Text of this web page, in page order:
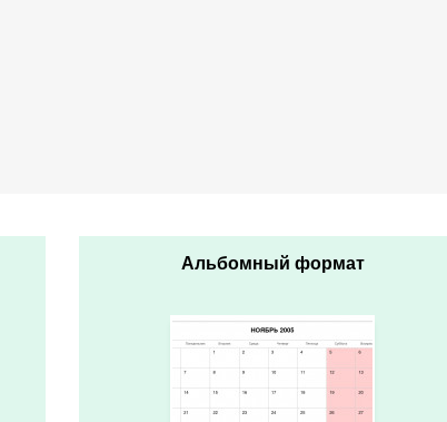
Альбомный формат